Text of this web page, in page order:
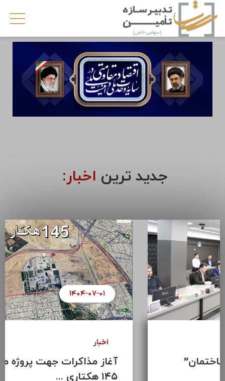
جدید ترین اخبار:
۱۴۰۴-۰۷-۰۸
سومین جلسه “اتاق فکر ساختمان”
هلدینگ سرمایه گذاری ...